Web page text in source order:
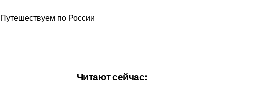
Путешествуем по России
Читают сейчас: